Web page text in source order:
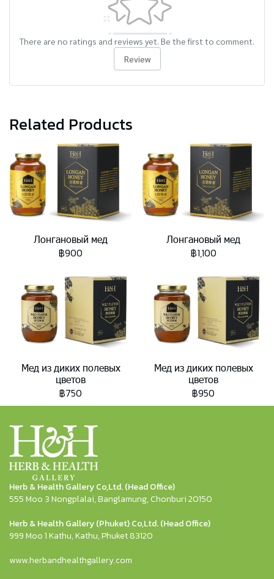
There are no ratings and reviews yet. Be the first to comment.
Review
Related Products
Лонгановый мед
฿900
Лонгановый мед
฿1,100
Мед из диких полевых
цветов
฿750
Мед из диких полевых
цветов
฿950
Herb & Health Gallery Co,Ltd. (Head Office)
555 Moo 3 Nongplalai, Banglamung, Chonburi 20150
Herb & Health Gallery (Phuket) Co,Ltd. (Head Office)
999 Moo 1 Kathu, Kathu, Phuket 83120
www.herbandhealthgallery.com